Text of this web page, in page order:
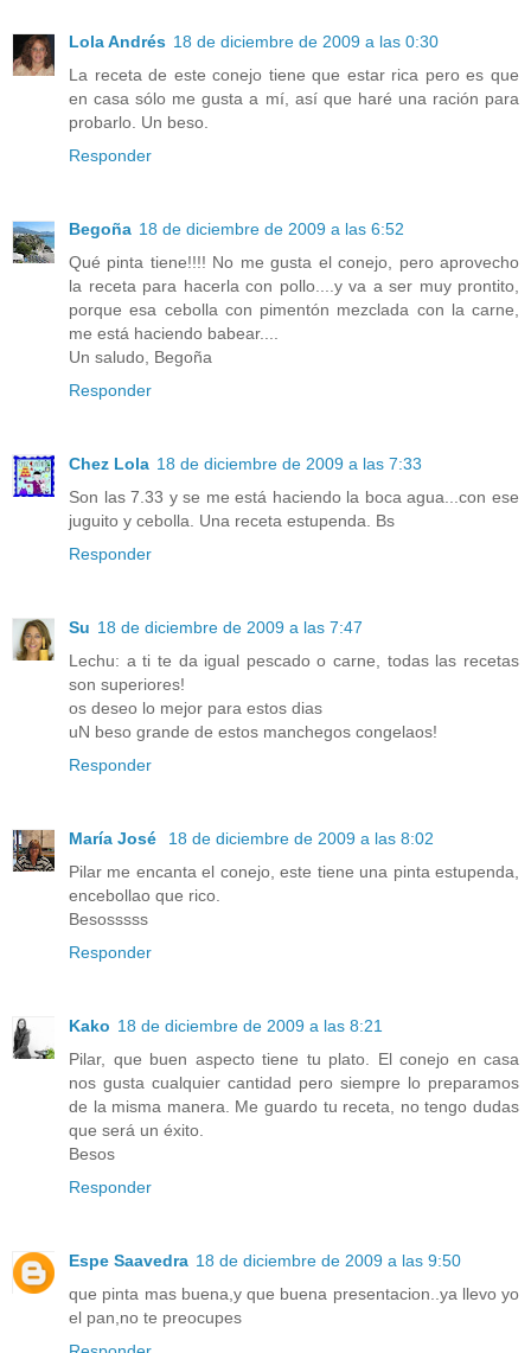
Lola Andrés 18 de diciembre de 2009 a las 0:30
La receta de este conejo tiene que estar rica pero es que
en casa sólo me gusta a mí, así que haré una ración para
probarlo. Un beso.
Responder
Begoña 18 de diciembre de 2009 a las 6:52
Qué pinta tiene!!!! No me gusta el conejo, pero aprovecho
la receta para hacerla con pollo....y va a ser muy prontito,
porque esa cebolla con pimentón mezclada con la carne,
me está haciendo babear....
Un saludo, Begoña
Responder
Chez Lola 18 de diciembre de 2009 a las 7:33
Son las 7.33 y se me está haciendo la boca agua...con ese
juguito y cebolla. Una receta estupenda. Bs
Responder
Su 18 de diciembre de 2009 a las 7:47
Lechu: a ti te da igual pescado o carne, todas las recetas
son superiores!
os deseo lo mejor para estos dias
uN beso grande de estos manchegos congelaos!
Responder
María José
18 de diciembre de 2009 a las 8:02
Pilar me encanta el conejo, este tiene una pinta estupenda,
encebollao que rico.
Besosssss
Responder
Kako 18 de diciembre de 2009 a las 8:21
Pilar, que buen aspecto tiene tu plato. El conejo en casa
nos gusta cualquier cantidad pero siempre lo preparamos
de la misma manera. Me guardo tu receta, no tengo dudas
que será un éxito.
Besos
Responder
Espe Saavedra 18 de diciembre de 2009 a las 9:50
que pinta mas buena,y que buena presentacion..ya llevo yo
el pan,no te preocupes